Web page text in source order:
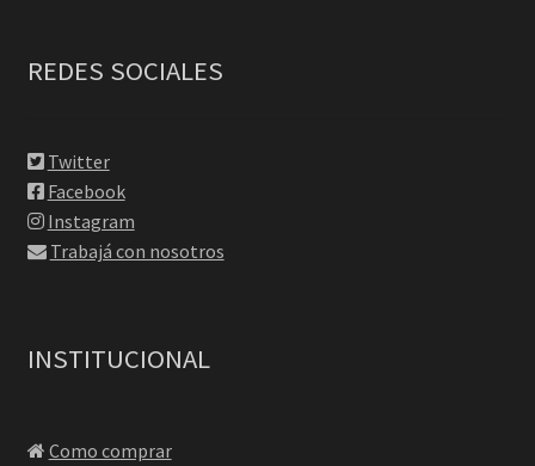
REDES SOCIALES
Twitter
Facebook
Instagram
Trabajá con nosotros
INSTITUCIONAL
Como comprar